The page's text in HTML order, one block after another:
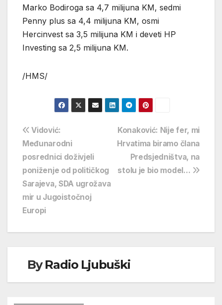
Marko Bodiroga sa 4,7 milijuna KM, sedmi
Penny plus sa 4,4 milijuna KM, osmi
Hercinvest sa 3,5 milijuna KM i deveti HP
Investing sa 2,5 milijuna KM.
/HMS/
Navigacija
objava
Konaković: Nije fer, mi
Hrvatima biramo člana
Predsjedništva, na
stolu je bio model…
Vidović:
Međunarodni
posrednici doživjeli
poniženje od političkog
Sarajeva, SDA ugrožava
mir u Jugoistočnoj
Europi
ByRadio Ljubuški